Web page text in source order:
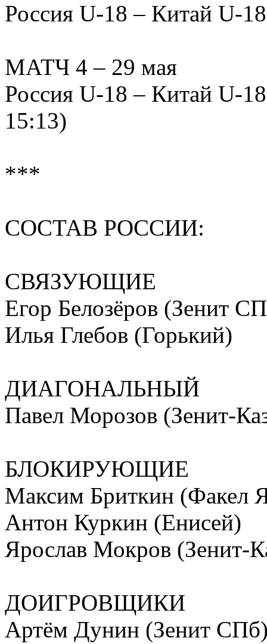
Россия U-18 – Китай U-
МАТЧ 4 – 29 мая
Россия U-18 – Китай U-
15:13)
***
СОСТАВ РОССИИ:
СВЯЗУЮЩИЕ
Егор Белозёров (Зенит
Илья Глебов (Горький)
ДИАГОНАЛЬНЫЙ
Павел Морозов (Зенит-
БЛОКИРУЮЩИЕ
Максим Бриткин (Факел
Антон Куркин (Енисей)
Ярослав Мокров (Зенит-
ДОИГРОВЩИКИ
Артём Дунин (Зенит